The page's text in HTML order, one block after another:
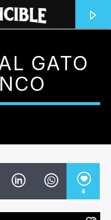
RADIO
INVENCIBLES
GATO
4